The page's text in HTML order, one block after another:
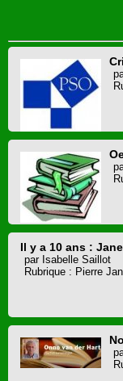
Il y a 10 ans :
par Isabelle Saillot
Rubrique : Pierre